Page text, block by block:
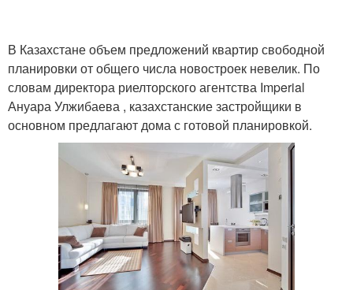
В Казахстане объем предложений квартир свободной
планировки от общего числа новостроек невелик. По
словам директора риелторского агентства Imperial
Ануара Улжибаева , казахстанские застройщики в
основном предлагают дома с готовой планировкой.